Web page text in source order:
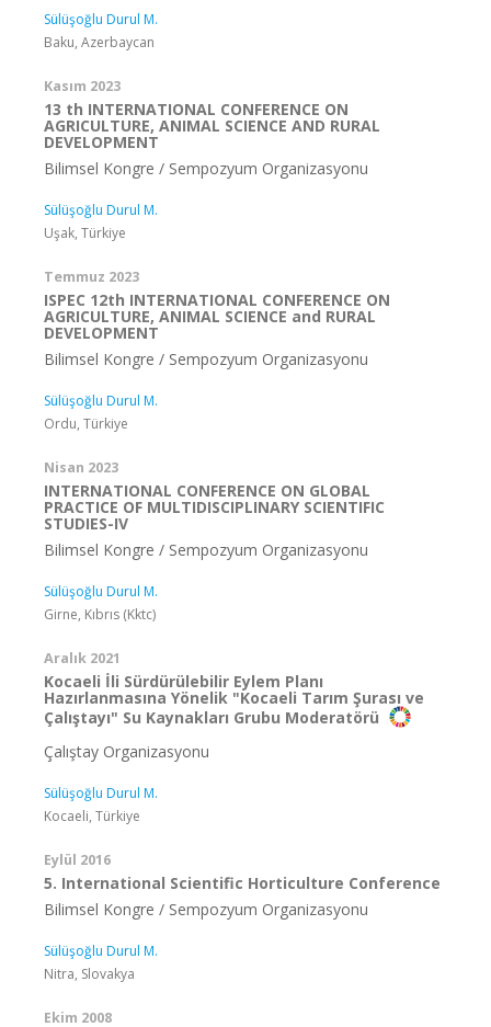
Sülüşoğlu Durul M.
Baku, Azerbaycan
Kasım 2023
13 th INTERNATIONAL CONFERENCE ON
AGRICULTURE, ANIMAL SCIENCE AND RURAL
DEVELOPMENT
Bilimsel Kongre / Sempozyum Organizasyonu
Sülüşoğlu Durul M.
Uşak, Türkiye
Temmuz 2023
ISPEC 12th INTERNATIONAL CONFERENCE ON
AGRICULTURE, ANIMAL SCIENCE and RURAL
DEVELOPMENT
Bilimsel Kongre / Sempozyum Organizasyonu
Sülüşoğlu Durul M.
Ordu, Türkiye
Nisan 2023
INTERNATIONAL CONFERENCE ON GLOBAL
PRACTICE OF MULTIDISCIPLINARY SCIENTIFIC
STUDIES-IV
Bilimsel Kongre / Sempozyum Organizasyonu
Sülüşoğlu Durul M.
Girne, Kıbrıs (Kktc)
Aralık 2021
Kocaeli İli Sürdürülebilir Eylem Planı
Hazırlanmasına Yönelik "Kocaeli Tarım Şurası ve
Çalıştayı" Su Kaynakları Grubu Moderatörü
Çalıştay Organizasyonu
Sülüşoğlu Durul M.
Kocaeli, Türkiye
Eylül 2016
5. International Scientific Horticulture Conference
Bilimsel Kongre / Sempozyum Organizasyonu
Sülüşoğlu Durul M.
Nitra, Slovakya
Ekim 2008